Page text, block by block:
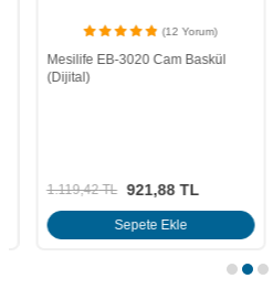
(12 Yorum)
Mesilife EB-3020 Cam Baskül
(Dijital)
1.119,42TL 921,88TL
Sepete Ekle